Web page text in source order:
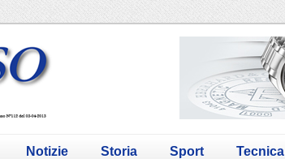
Notizie Storia Sport Tecnica